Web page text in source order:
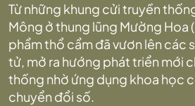
Từ những khung cửi truyền
Mông ở thung lũng Mường Hoa
phẩm thổ cẩm đã vươn lên các
tử, mở ra hướng phát triển mới
thống nhờ ứng dụng khoa học
chuyển đổi số.